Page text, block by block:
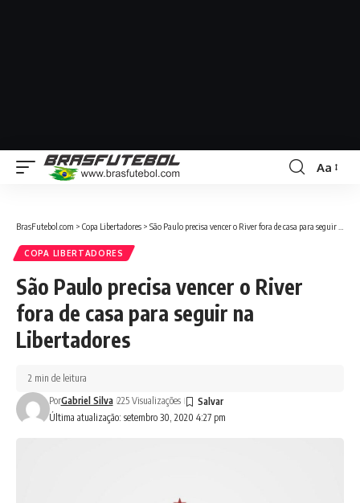
Aa
BrasFutebol.com > Copa Libertadores > São Paulo precisa vencer o River fora de casa para seguir na Libertadores
COPA LIBERTADORES
São Paulo precisa vencer o River
fora de casa para seguir na
Libertadores
Última atualização: setembro 30, 2020 4:27 pm
PorGabriel Silva 225 Visualizações
2 min de leitura